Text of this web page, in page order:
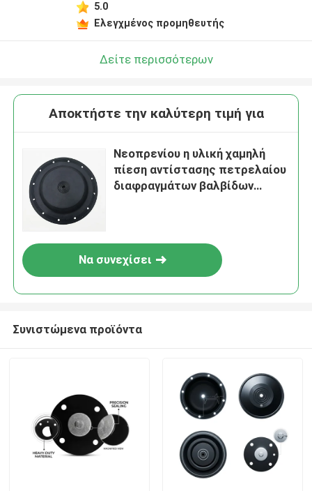
5.0
Ελεγχμένος προμηθευτής
Δείτε περισσότερων
Αποκτήστε την καλύτερη τιμή για
Νεοπρενίου η υλική χαμηλή
πίεση αντίστασης πετρελαίου
διαφραγμάτων βαλβίδων
Να συνεχίσει
Συνιστώμενα προϊόντα